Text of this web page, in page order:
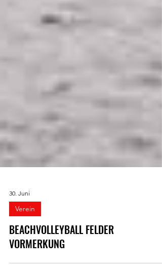
30. Juni
Verein
BEACHVOLLEYBALL FELDER
VORMERKUNG